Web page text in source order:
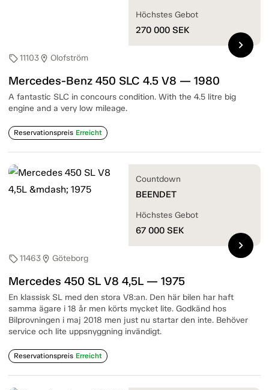
sell11103location_on Olofström
Mercedes-Benz 450 SLC 4.5 V8 — 1980
A fantastic SLC in concours condition. With the 4.5 litre big
engine and a very low mileage.
Reservationspreis Erreicht
Höchstes Gebot
270 000 SEK
chevron_right
sell11463location_on Göteborg
Mercedes 450 SL V8 4,5L — 1975
En klassisk SL med den stora V8:an. Den här bilen har haft
samma ägare i 18 år men körts mycket lite. Godkänd hos
Bilprovningen i maj 2018 men just nu startar den inte. Behöver
service och lite uppsnyggning invändigt.
Reservationspreis Erreicht
Countdown
BEENDET
Höchstes Gebot
67 000 SEK
chevron_right